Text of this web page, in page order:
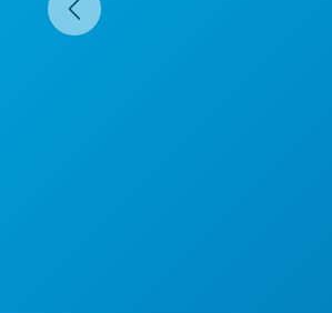
Précédent